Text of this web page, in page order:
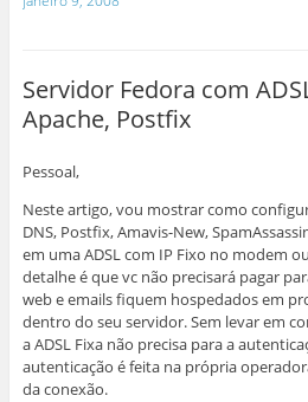
Servidor Fedora com
Apache, Postfix
Pessoal,
Neste artigo, vou mostrar como
DNS, Postfix, Amavis-New,
em uma ADSL com IP Fixo no modem
detalhe é que vc não precisará pagar
web e emails fiquem hospedados em
dentro do seu servidor. Sem levar em
a ADSL Fixa não precisa para a
autenticação é feita na própria
da conexão.